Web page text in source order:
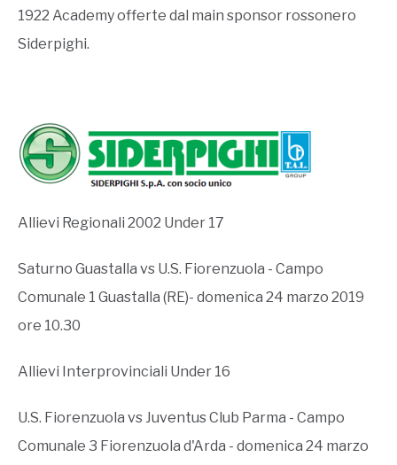
1922 Academy offerte dal main sponsor rossonero
Siderpighi.
Allievi Regionali 2002 Under 17
Saturno Guastalla vs U.S. Fiorenzuola - Campo
Comunale 1 Guastalla (RE)- domenica 24 marzo 2019
ore 10.30
Allievi Interprovinciali Under 16
U.S. Fiorenzuola vs Juventus Club Parma - Campo
Comunale 3 Fiorenzuola d'Arda - domenica 24 marzo